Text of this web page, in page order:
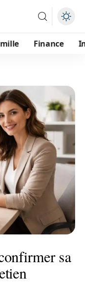
Finance
sa